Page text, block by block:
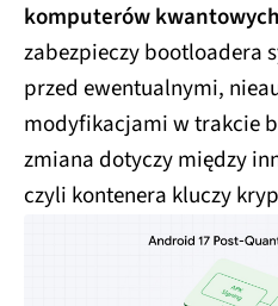
komputerów
zabezpieczy bootloadera
przed ewentualnymi,
modyfikacjami w trakcie
zmiana dotyczy między
czyli kontenera kluczy